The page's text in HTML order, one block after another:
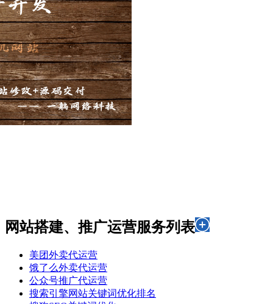
网站搭建、推广运营服务列表
美团外卖代运营
饿了么外卖代运营
公众号推广代运营
搜索引擎网站关键词优化排名